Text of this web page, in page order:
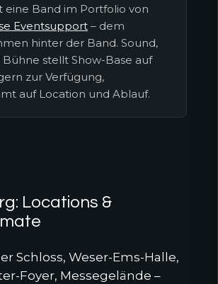
eine Band im Portfolio von
Eventsupport – dem
hinter der Band. Sound,
Bühne stellt Show-Base auf
zur Verfügung,
auf Location und Ablauf.
Locations &
Schloss, Weser-Ems-Halle,
Foyer, Messegelände –